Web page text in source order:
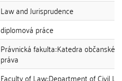
Law and Jurisprudence
diplomová práce
Právnická fakulta::Katedra
práva
Faculty of Law::Department of Civil